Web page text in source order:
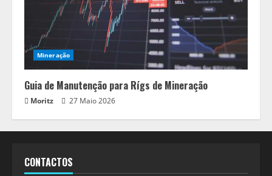
Mineração
Guia de Manutenção para Rígs de Mineração
Moritz 27 Maio 2026
CONTACTOS